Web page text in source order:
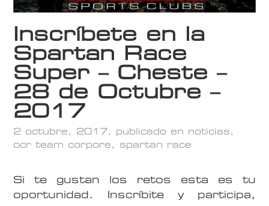
Inscríbete en la
Spartan Race
Super – Cheste –
28 de Octubre –
2017
2 octubre, 2017, publicado en noticias,
ocr team corpore, spartan race
Si te gustan los retos esta es tu
oportunidad. Inscríbite y participa,